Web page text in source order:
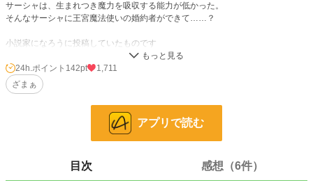
サーシャは、生まれつき魔力を吸収する能力が低かった。
そんなサーシャに王宮魔法使いの婚約者ができて……？
小説家になろうに投稿していたものです
小説 8,566 位 / 228,666 件
1,587
24h.ポイント 142pt
1,711
ざまぁ
アプリで読む
目次 感想（6件）